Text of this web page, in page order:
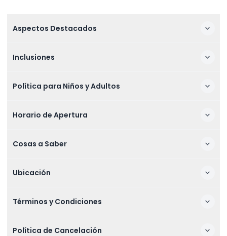
Aspectos Destacados
Inclusiones
Política para Niños y Adultos
Horario de Apertura
Cosas a Saber
Ubicación
Términos y Condiciones
Política de Cancelación